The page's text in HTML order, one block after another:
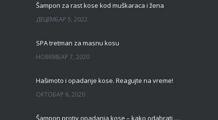
Šampon za rast kose kod muškaraca i žena
ДЕЦЕМБАР 5, 2022
SPA tretman za masnu kosu
НОВЕМБАР 7, 2020
Hašimoto i opadanje kose. Reagujte na vreme!
ОКТОБАР 6, 2020